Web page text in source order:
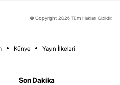
© Copyright 2026 Tüm Hakları Gizlidir.
Künye Yayın İlkeleri
Son Dakika